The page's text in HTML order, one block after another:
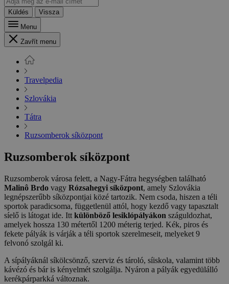
Küldés
Vissza
Menu
Zavřít menu
Travelpedia
Szlovákia
Tátra
Ruzsomberok síközpont
Ruzsomberok síközpont
Ruzsomberok városa felett, a Nagy-Fátra hegységben található
Malinô Brdo vagy Rózsahegyi síközpont, amely Szlovákia
legnépszerűbb síközpontjai közé tartozik. Nem csoda, hiszen a téli
sportok paradicsoma, függetlenül attól, hogy kezdő vagy tapasztalt
síelő is látogat ide. Itt különböző lesiklópályákon száguldozhat,
amelyek hossza 130 métertől 1200 méterig terjed. Kék, piros és
fekete pályák is várják a téli sportok szerelmeseit, melyeket 9
felvonó szolgál ki.
A sípályáknál síkölcsönző, szerviz és tároló, síiskola, valamint több
kávézó és bár is kényelmét szolgálja. Nyáron a pályák egyedülálló
kerékpárparkká változnak.